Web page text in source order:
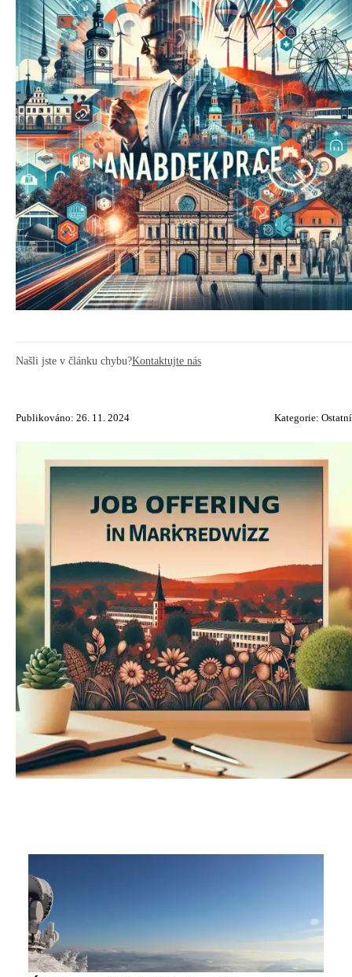
Našli jste v článku chybu?Kontaktujte nás
Publikováno: 26. 11. 2024 Kategorie: Ostatní